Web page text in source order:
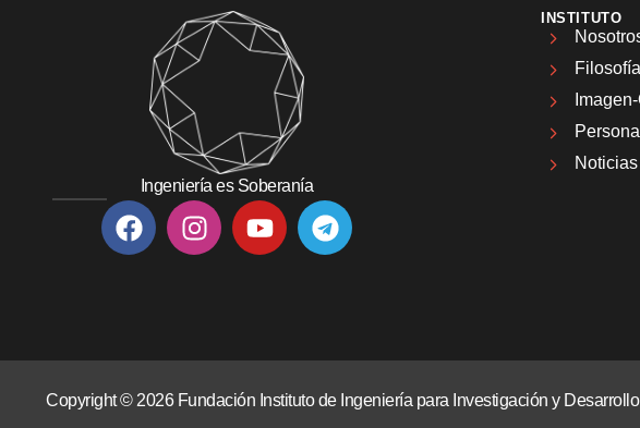
Ingeniería es Soberanía
INSTITUTO
Noticias
Copyright © 2026 Fundación Instituto de Ingeniería para Investigación y